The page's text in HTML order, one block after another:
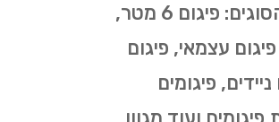
כמספר סוגי העבודות בהן נעשה שימוש בפיגומים כך גם מספר סוגי הפיגומים המוצעים להשכרה. בין הסוגים: פיגום 6 מטר,
עצמאי, פיגום
פיגומים